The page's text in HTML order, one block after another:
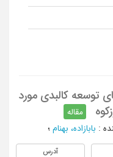
توسعه کالبدی مورد
مقاله
: بابازاده، بهنام ؛
آدرس